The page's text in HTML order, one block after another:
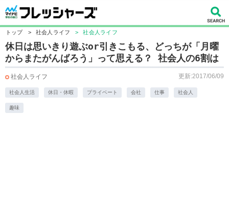
トップ > 社会人ライフ > 社会人ライフ
休日は思いきり遊ぶor引きこもる、どっちが「月曜
からまたがんばろう」って思える？ 社会人の6割は
社会人ライフ 更新:2017/06/09
社会人生活 休日・休暇 プライベート 会社 仕事 社会人
趣味